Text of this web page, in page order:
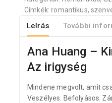
Címkék:romantikus,
Leírás További
Ana Huang –
Az irigység
Mindene megvolt, amit
Veszélyes. Befolyásos.